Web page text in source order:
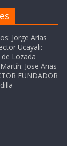
Jorge Arias
Ucayali:
Lozada
Jose Arias
FUNDADOR